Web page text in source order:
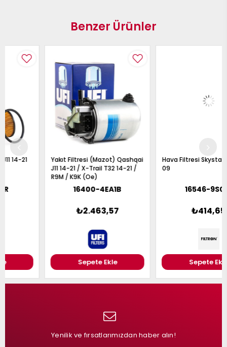
Benzer Ürünler
Yakıt Filtresi (Mazot) Qashqai
J11 14-21 / X-Trail T32 14-21 /
R9M / K9K (Oe)
16400-4EA1B
₺2.463,57
Sepete Ekle
Hava Filtresi Skystar Nd22 03-
09
16546-9S001
Sepete Ekle
Yenilik ve fırsatlarımızdan haber alın!